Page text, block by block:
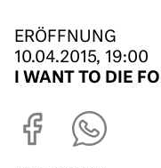
ERÖFFNUNG
10.04.2015, 19:00
I WANT TO DIE